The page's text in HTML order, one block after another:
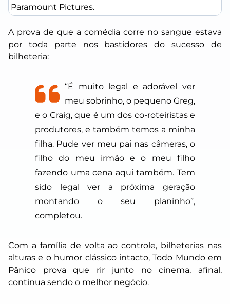
Paramount Pictures.
A prova de que a comédia corre no sangue estava
por toda parte nos bastidores do sucesso de
bilheteria:
“É muito legal e adorável ver
meu sobrinho, o pequeno Greg,
e o Craig, que é um dos co-roteiristas e
produtores, e também temos a minha
filha. Pude ver meu pai nas câmeras, o
filho do meu irmão e o meu filho
fazendo uma cena aqui também. Tem
sido legal ver a próxima geração
montando o seu planinho”,
completou.
Com a família de volta ao controle, bilheterias nas
alturas e o humor clássico intacto,Todo Mundo em
Pânico prova que rir junto no cinema, afinal,
continua sendo o melhor negócio.